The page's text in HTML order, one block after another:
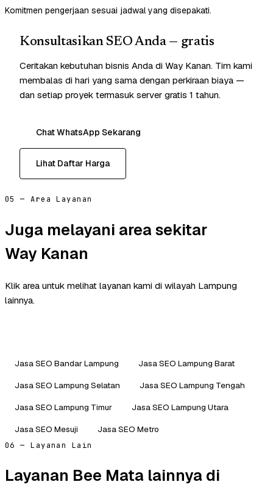
Komitmen pengerjaan sesuai jadwal yang disepakati.
Konsultasikan SEO Anda — gratis
Ceritakan kebutuhan bisnis Anda di Way Kanan. Tim kami
membalas di hari yang sama dengan perkiraan biaya —
dan setiap proyek termasuk server gratis 1 tahun.
Chat WhatsApp Sekarang
Lihat Daftar Harga
05 — Area Layanan
Juga melayani area sekitar
Way Kanan
Klik area untuk melihat layanan kami di wilayah Lampung
lainnya.
Jasa SEO Bandar Lampung
Jasa SEO Lampung Barat
Jasa SEO Lampung Selatan
Jasa SEO Lampung Tengah
Jasa SEO Lampung Timur
Jasa SEO Lampung Utara
Jasa SEO Mesuji
Jasa SEO Metro
06 — Layanan Lain
Layanan Bee Mata lainnya di